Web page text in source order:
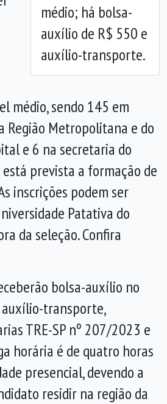
médio; há bolsa-
auxílio de R$ 550 e
auxílio-transporte.
médio, sendo 145 em
Região Metropolitana e do
e 6 na secretaria do
prevista a formação de
inscrições podem ser
Patativa do
da seleção. Confira
bolsa-auxílio no
transporte,
TRE-SP nº 207/2023 e
horária é de quatro horas
presencial, devendo a
residir na região da